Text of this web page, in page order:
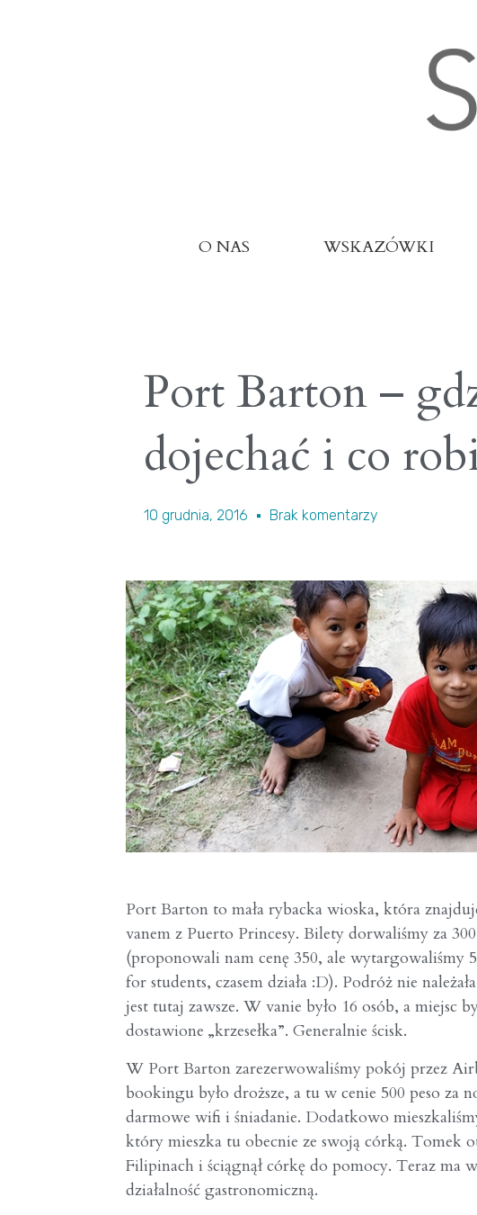
O NAS WSKAZÓWKI
Port Barton –
dojechać i co
10 grudnia, 2016 Brak komentarzy
Port Barton to mała rybacka wioska, która
vanem z Puerto Princesy. Bilety dorwaliśmy za
(proponowali nam cenę 350, ale wytargowaliśmy
for students, czasem działa :D). Podróż nie
jest tutaj zawsze. W vanie było 16 osób, a miejsc
dostawione „krzesełka”. Generalnie ścisk.
W Port Barton zarezerwowaliśmy pokój przez
bookingu było droższe, a tu w cenie 500 peso za
darmowe wifi i śniadanie. Dodatkowo
który mieszka tu obecnie ze swoją córką. Tomek
Filipinach i ściągnął córkę do pomocy. Teraz ma
działalność gastronomiczną.